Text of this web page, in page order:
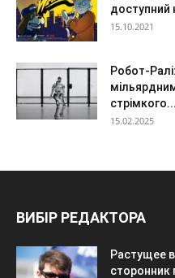
доступний
15.10.2021
Робот-
стрімкого...
15.02.2025
ВИБІР РЕДАКТОРА
Растущее
сторонник